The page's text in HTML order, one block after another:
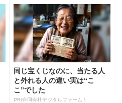
同じ宝くじなのに、当たる人
と外れる人の違い実は“こ
こ”でした
PR(合同会社デジタルファーム )